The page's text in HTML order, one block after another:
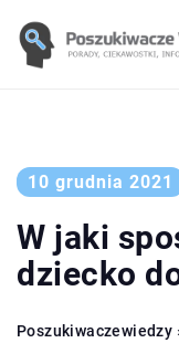
10 grudnia 2021
W jaki
dziecko
Poszukiwaczewiedzy